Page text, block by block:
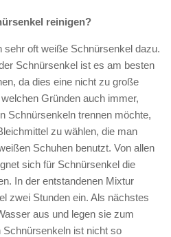
reinigen?
sehr oft weiße Schnürsenkel dazu.
Schnürsenkel ist es am besten
da dies eine nicht zu große
Gründen auch immer,
Schnürsenkeln trennen möchte,
zu wählen, die man
Schuhen benutzt. Von allen
sich für Schnürsenkel die
In der entstandenen Mixtur
zwei Stunden ein. Als nächstes
aus und legen sie zum
ist nicht so